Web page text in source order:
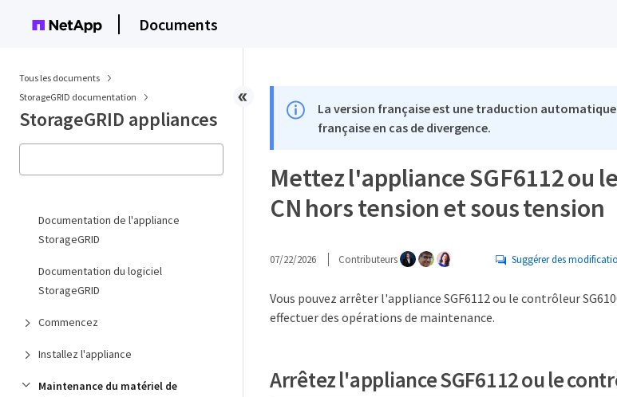
Documents
Tous les documents
StorageGRID documentation
StorageGRID appliances
Documentation de l'appliance
StorageGRID
Documentation du logiciel
StorageGRID
Commencez
Installez l'appliance
Maintenance du matériel de
La version française est une traduction
française en cas de divergence.
Mettez l'appliance SGF6112 ou
CN hors tension et sous tension
07/22/2026 Contributeurs Suggérer des
Vous pouvez arrêter l'appliance SGF6112 ou le contrôleur
effectuer des opérations de maintenance.
Arrêtez l'appliance SGF6112 ou le